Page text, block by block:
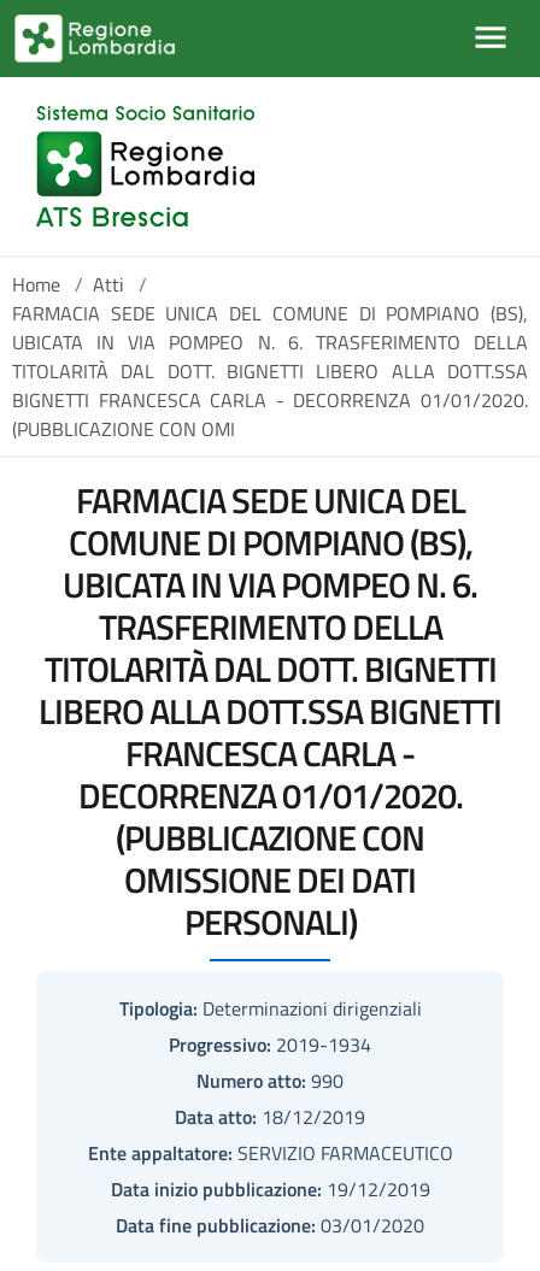
Salta al contenuto principale
Home / Atti /
FARMACIA SEDE UNICA DEL COMUNE DI POMPIANO (BS),
UBICATA IN VIA POMPEO N. 6. TRASFERIMENTO DELLA
TITOLARITÀ DAL DOTT. BIGNETTI LIBERO ALLA DOTT.SSA
BIGNETTI FRANCESCA CARLA - DECORRENZA 01/01/2020.
(PUBBLICAZIONE CON OMI
FARMACIA SEDE UNICA DEL
COMUNE DI POMPIANO (BS),
UBICATA IN VIA POMPEO N. 6.
TRASFERIMENTO DELLA
TITOLARITÀ DAL DOTT. BIGNETTI
LIBERO ALLA DOTT.SSA BIGNETTI
FRANCESCA CARLA -
DECORRENZA 01/01/2020.
(PUBBLICAZIONE CON
OMISSIONE DEI DATI
PERSONALI)
Tipologia: Determinazioni dirigenziali
Progressivo: 2019-1934
Numero atto: 990
Data atto: 18/12/2019
Ente appaltatore: SERVIZIO FARMACEUTICO
Data inizio pubblicazione: 19/12/2019
Data fine pubblicazione: 03/01/2020